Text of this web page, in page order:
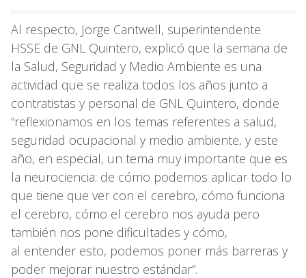
Al respecto, Jorge Cantwell, superintendente
HSSE de GNL Quintero, explicó que la semana de
la Salud, Seguridad y Medio Ambiente es una
actividad que se realiza todos los años junto a
contratistas y personal de GNL Quintero, donde
“reflexionamos en los temas referentes a salud,
seguridad ocupacional y medio ambiente, y este
año, en especial, un tema muy importante que es
la neurociencia: de cómo podemos aplicar todo lo
que tiene que ver con el cerebro, cómo funciona
el cerebro, cómo el cerebro nos ayuda pero
también nos pone dificultades y cómo,
al entender esto, podemos poner más barreras y
poder mejorar nuestro estándar”.